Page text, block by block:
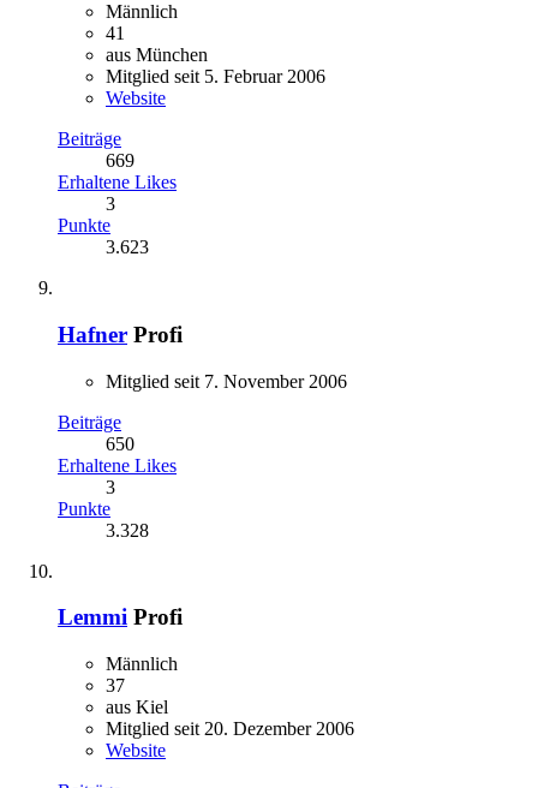
Männlich
41
aus München
Mitglied seit 5. Februar 2006
Website
Beiträge
669
Erhaltene Likes
3
Punkte
3.623
Hafner Profi
Mitglied seit 7. November 2006
Beiträge
650
Erhaltene Likes
3
Punkte
3.328
Lemmi Profi
Männlich
37
aus Kiel
Mitglied seit 20. Dezember 2006
Website